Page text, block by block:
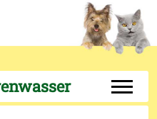
Off-